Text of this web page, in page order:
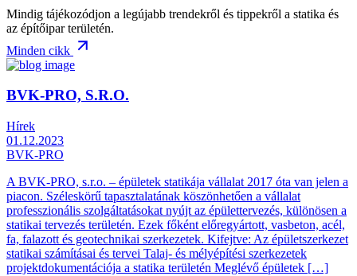
Mindig tájékozódjon a legújabb trendekről és tippekről a statika és
az építőipar területén.
Minden cikk
BVK-PRO, S.R.O.
Hírek
01.12.2023
BVK-PRO
A BVK-PRO, s.r.o. – épületek statikája vállalat 2017 óta van jelen a
piacon. Széleskörű tapasztalatának köszönhetően a vállalat
professzionális szolgáltatásokat nyújt az épülettervezés, különösen a
statikai tervezés területén. Ezek főként előregyártott, vasbeton, acél,
fa, falazott és geotechnikai szerkezetek. Kifejtve: Az épületszerkezet
statikai számításai és tervei Talaj- és mélyépítési szerkezetek
projektdokumentációja a statika területén Meglévő épületek […]